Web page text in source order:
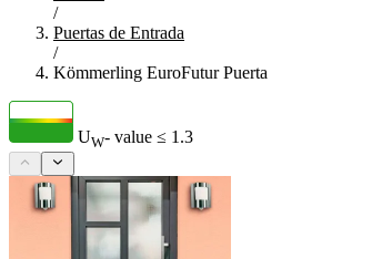
/
Puertas de Entrada
/
Kömmerling EuroFutur Puerta
UW- value ≤ 1.3